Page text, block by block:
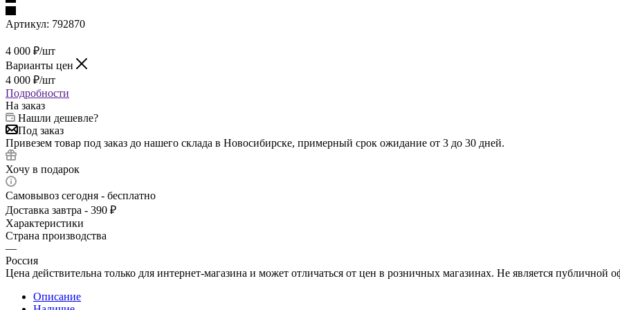
Артикул: 792870
4 000 ₽/шт
Варианты цен
4 000 ₽/шт
Подробности
На заказ
Нашли дешевле?
Под заказ
Привезем товар под заказ до нашего склада в Новосибирске, примерный срок ожидание от 3 до 30 дней.
Хочу в подарок
Самовывоз сегодня - бесплатно
Доставка завтра - 390 ₽
Характеристики
Страна производства
—
Россия
Цена действительна только для интернет-магазина и может отличаться от цен в розничных магазинах. Не является публичной
Описание